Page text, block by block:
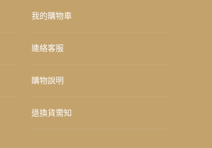
我的購物車
連絡客服
購物說明
退換貨需知